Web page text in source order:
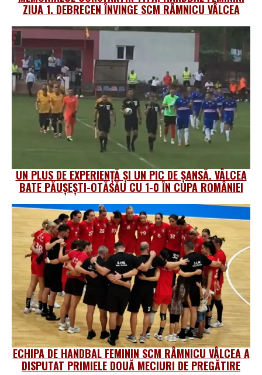
ZIUA 1. DEBRECEN ÎNVINGE SCM RÂMNICU VÂLCEA
UN PLUS DE EXPERIENȚĂ ȘI UN PIC DE ȘANSĂ. VÂLCEA
BATE PĂUȘEȘTI-OTĂSĂU CU 1-0 ÎN CUPA ROMÂNIEI
ECHIPA DE HANDBAL FEMININ SCM RÂMNICU VÂLCEA A
DISPUTAT PRIMIELE DOUĂ MECIURI DE PREGĂTIRE